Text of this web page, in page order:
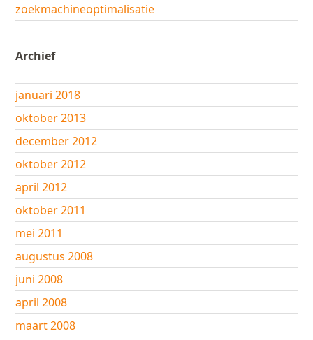
zoekmachineoptimalisatie
Archief
januari 2018
oktober 2013
december 2012
oktober 2012
april 2012
oktober 2011
mei 2011
augustus 2008
juni 2008
april 2008
maart 2008